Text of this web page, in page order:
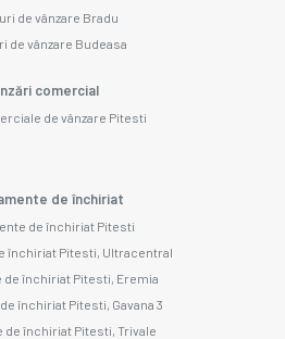
de vânzare Bradu
de vânzare Budeasa
comercial
de vânzare Pitesti
de închiriat
de închiriat Pitesti
închiriat Pitesti, Ultracentral
de închiriat Pitesti, Eremia
închiriat Pitesti, Gavana 3
de închiriat Pitesti, Trivale